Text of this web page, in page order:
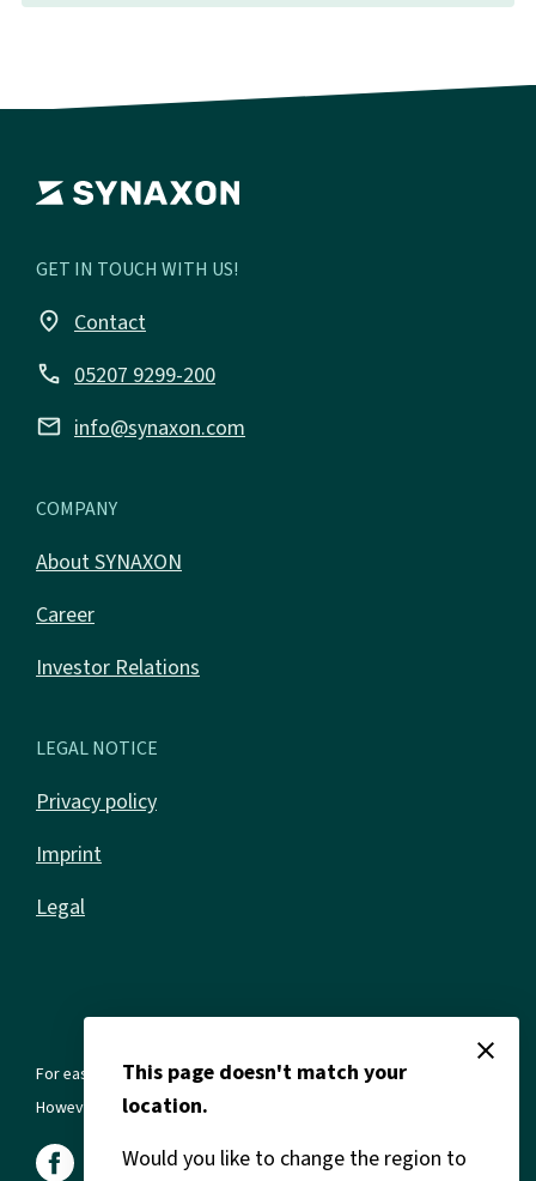
GET IN TOUCH WITH US!
place Contact
call 05207 9299-200
email info@synaxon.com
COMPANY
About SYNAXON
Career
Investor Relations
LEGAL NOTICE
Privacy policy
Imprint
Legal
For ease of reading, we use the masculine form in all texts.
However, this always refers to all genders and gender identities.
close
This page doesn't match your
location.
Would you like to change the region to